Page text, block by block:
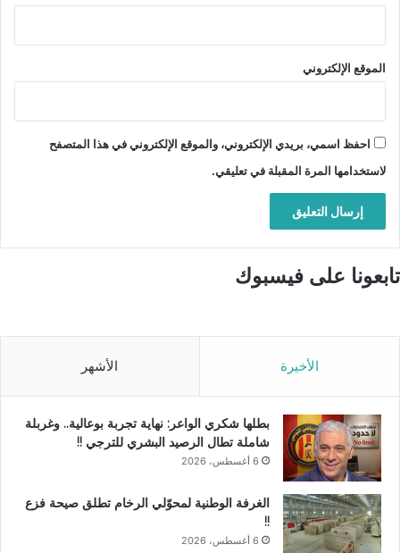
الموقع الإلكتروني
احفظ اسمي، بريدي الإلكتروني، والموقع الإلكتروني في هذا المتصفح
لاستخدامها المرة المقبلة في تعليقي.
تابعونا على فيسبوك
الأخيرة الأشهر
بطلها شكري الواعر: نهاية تجربة بوعالية.. وغربلة
شاملة تطال الرصيد البشري للترجي !!
6 أغسطس، 2026
الغرفة الوطنية لمحوّلي الرخام تطلق صيحة فزع
!!
6 أغسطس، 2026